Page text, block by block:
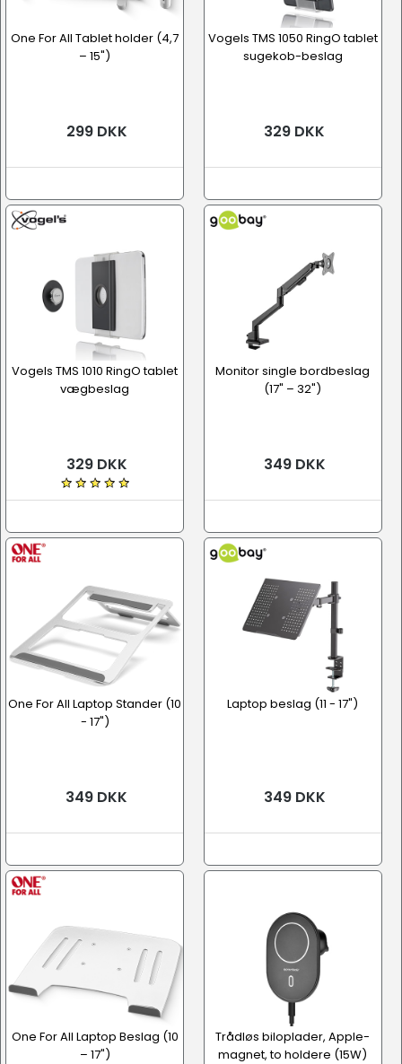
One For All Tablet holder (4,7
– 15")
299 DKK
Vogels TMS 1050 RingO tablet
sugekob-beslag
329 DKK
Vogels TMS 1010 RingO tablet
vægbeslag
329 DKK
Monitor single bordbeslag
(17" – 32")
349 DKK
One For All Laptop Stander (10
- 17")
349 DKK
Laptop beslag (11 - 17")
349 DKK
One For All Laptop Beslag (10
– 17")
Trådløs biloplader, Apple-
magnet, to holdere (15W)